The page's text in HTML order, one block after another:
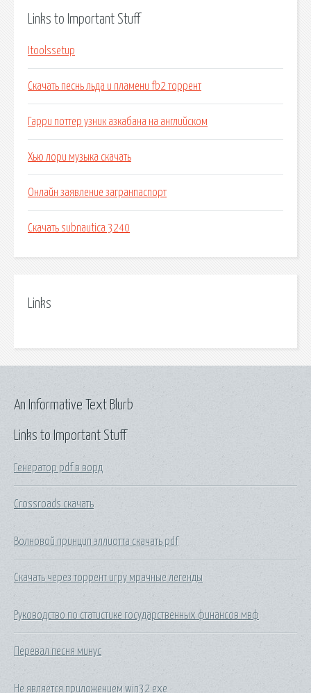
Links to Important Stuff
Itoolssetup
Скачать песнь льда и пламени fb2 торрент
Гарри поттер узник азкабана на английском
Хью лори музыка скачать
Онлайн заявление загранпаспорт
Скачать subnautica 3240
Links
Links to Important Stuff
Генератор pdf в ворд
Crossroads скачать
Волновой принцип эллиотта скачать pdf
Скачать через торрент игру мрачные легенды
Руководство по статистике государственных финансов мвф
Перевал песня минус
Не является приложением win32 exe
An Informative Text Blurb